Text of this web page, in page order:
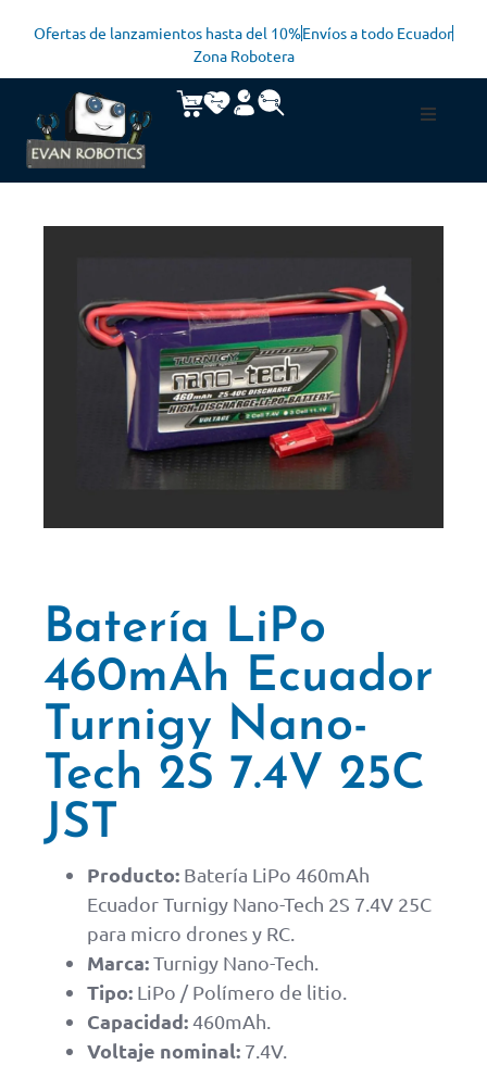
Ofertas de lanzamientos hasta del 10%Envíos a todo Ecuador
Zona Robotera
Batería LiPo
460mAh Ecuador
Turnigy Nano-
Tech 2S 7.4V 25C
JST
Producto: Batería LiPo 460mAh
Ecuador Turnigy Nano-Tech 2S 7.4V 25C
para micro drones y RC.
Marca:Turnigy Nano-Tech.
Tipo: LiPo / Polímero de litio.
Capacidad:460mAh.
Voltaje nominal: 7.4V.